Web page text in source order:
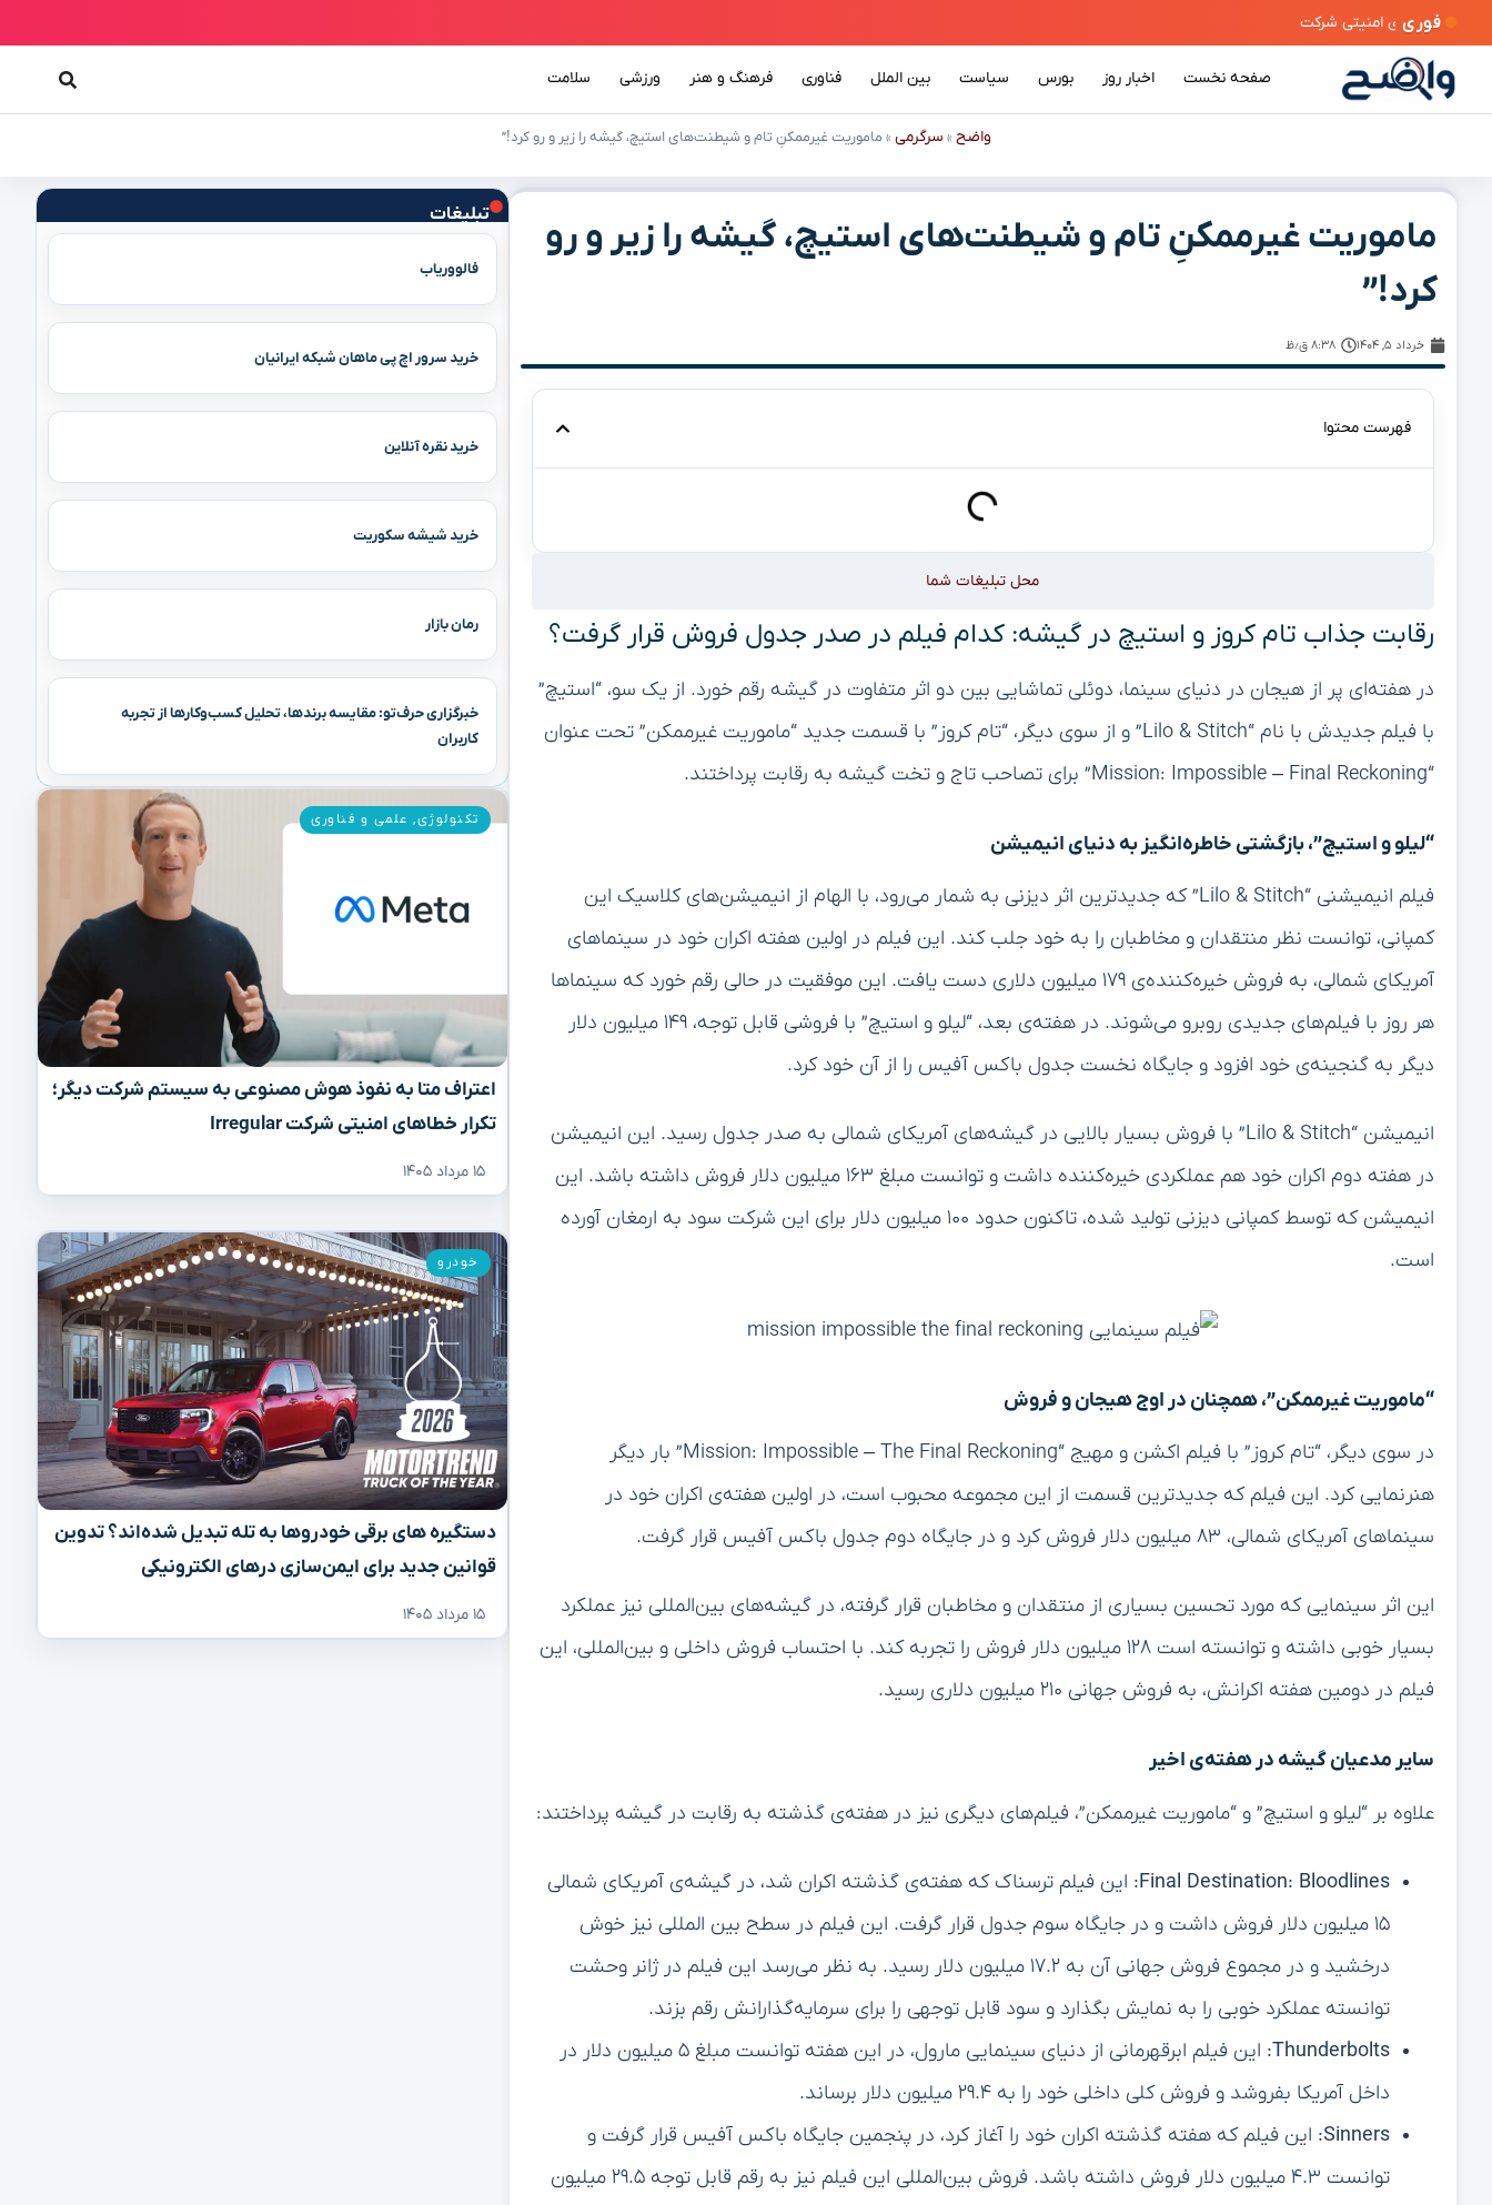
فوری
صفحه نخست اخبار روز بورس سیاست بین الملل فناوری فرهنگ و هنر ورزشی سلامت
واضح » سرگرمی » ماموریت غیرممکنِ تام و شیطنت‌های استیچ، گیشه را زیر و رو کرد!”
تبلیغات
فالووریاب
خرید سرور اچ پی ماهان شبکه ایرانیان
خرید نقره آنلاین
خرید شیشه سکوریت
رمان بازار
خبرگزاری حرف‌تو: مقایسه برندها، تحلیل کسب‌وکارها از تجربه
کاربران
اعتراف متا به نفوذ هوش مصنوعی به سیستم شرکت دیگر؛
تکرار خطاهای امنیتی شرکت Irregular
۱۵ مرداد ۱۴۰۵
تکنولوژی, علمی و فناوری
دستگیره‌ های برقی خودروها به تله تبدیل شده‌اند؟ تدوین
قوانین جدید برای ایمن‌سازی درهای الکترونیکی
۱۵ مرداد ۱۴۰۵
خودرو
ماموریت غیرممکنِ تام و شیطنت‌های استیچ، گیشه را زیر و رو
کرد!”
خرداد ۵, ۱۴۰۴ ۸:۳۸ ق٫ظ
فهرست محتوا
محل تبلیغات شما
رقابت جذاب تام کروز و استیچ در گیشه: کدام فیلم در صدر جدول فروش قرار گرفت؟
در هفته‌ای پر از هیجان در دنیای سینما، دوئلی تماشایی بین دو اثر متفاوت در گیشه رقم خورد. از یک سو، “استیچ”
با فیلم جدیدش با نام “Lilo & Stitch” و از سوی دیگر، “تام کروز” با قسمت جدید “ماموریت غیرممکن” تحت عنوان
“Mission: Impossible – Final Reckoning” برای تصاحب تاج و تخت گیشه به رقابت پرداختند.
“لیلو و استیچ”، بازگشتی خاطره‌انگیز به دنیای انیمیشن
فیلم انیمیشنی “Lilo & Stitch” که جدیدترین اثر دیزنی به شمار می‌رود، با الهام از انیمیشن‌های کلاسیک این
کمپانی، توانست نظر منتقدان و مخاطبان را به خود جلب کند. این فیلم در اولین هفته اکران خود در سینماهای
آمریکای شمالی، به فروش خیره‌کننده‌ی ۱۷۹ میلیون دلاری دست یافت. این موفقیت در حالی رقم خورد که سینماها
هر روز با فیلم‌های جدیدی روبرو می‌شوند. در هفته‌ی بعد، “لیلو و استیچ” با فروشی قابل توجه، ۱۴۹ میلیون دلار
دیگر به گنجینه‌ی خود افزود و جایگاه نخست جدول باکس آفیس را از آن خود کرد.
انیمیشن “Lilo & Stitch” با فروش بسیار بالایی در گیشه‌های آمریکای شمالی به صدر جدول رسید. این انیمیشن
در هفته دوم اکران خود هم عملکردی خیره‌کننده داشت و توانست مبلغ ۱۶۳ میلیون دلار فروش داشته باشد. این
انیمیشن که توسط کمپانی دیزنی تولید شده، تاکنون حدود ۱۰۰ میلیون دلار برای این شرکت سود به ارمغان آورده
است.
“ماموریت غیرممکن”، همچنان در اوج هیجان و فروش
در سوی دیگر، “تام کروز” با فیلم اکشن و مهیج “Mission: Impossible – The Final Reckoning” بار دیگر
هنرنمایی کرد. این فیلم که جدیدترین قسمت از این مجموعه محبوب است، در اولین هفته‌ی اکران خود در
سینماهای آمریکای شمالی، ۸۳ میلیون دلار فروش کرد و در جایگاه دوم جدول باکس آفیس قرار گرفت.
این اثر سینمایی که مورد تحسین بسیاری از منتقدان و مخاطبان قرار گرفته، در گیشه‌های بین‌المللی نیز عملکرد
بسیار خوبی داشته و توانسته است ۱۲۸ میلیون دلار فروش را تجربه کند. با احتساب فروش داخلی و بین‌المللی، این
فیلم در دومین هفته اکرانش، به فروش جهانی ۲۱۰ میلیون دلاری رسید.
سایر مدعیان گیشه در هفته‌ی اخیر
علاوه بر “لیلو و استیچ” و “ماموریت غیرممکن”، فیلم‌های دیگری نیز در هفته‌ی گذشته به رقابت در گیشه پرداختند:
Final Destination: Bloodlines: این فیلم ترسناک که هفته‌ی گذشته اکران شد، در گیشه‌ی آمریکای شمالی
۱۵ میلیون دلار فروش داشت و در جایگاه سوم جدول قرار گرفت. این فیلم در سطح بین المللی نیز خوش
درخشید و در مجموع فروش جهانی آن به ۱۷.۲ میلیون دلار رسید. به نظر می‌رسد این فیلم در ژانر وحشت
توانسته عملکرد خوبی را به نمایش بگذارد و سود قابل توجهی را برای سرمایه‌گذارانش رقم بزند.
Thunderbolts:
این فیلم ابرقهرمانی از دنیای سینمایی مارول، در این هفته توانست مبلغ ۵ میلیون دلار در
داخل آمریکا بفروشد و فروش کلی داخلی خود را به ۲۹.۴ میلیون دلار برساند.
Sinners: این فیلم که هفته گذشته اکران خود را آغاز کرد، در پنجمین جایگاه باکس آفیس قرار گرفت و
توانست ۴.۳ میلیون دلار فروش داشته باشد. فروش بین‌المللی این فیلم نیز به رقم قابل توجه ۲۹.۵ میلیون